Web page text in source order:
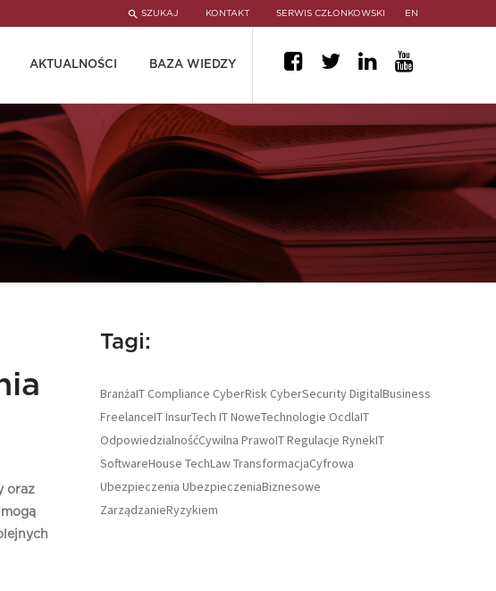
SZUKAJ KONTAKT SERWIS CZŁONKOWSKI EN
AKTUALNOŚCI BAZA WIEDZY
oraz
Tagi:
BranżaIT Compliance CyberRisk CyberSecurityDigitalBusiness
FreelanceITInsurTech ITNoweTechnologie OcdlaIT
OdpowiedzialnośćCywilna PrawoITRegulacje RynekIT
SoftwareHouse TechLawTransformacjaCyfrowa
Ubezpieczenia UbezpieczeniaBiznesowe
ZarządzanieRyzykiem